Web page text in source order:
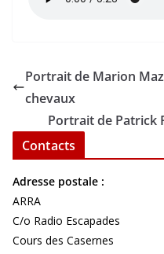
Portrait de Marion
chevaux
Portrait de Patrick
Contacts
Adresse postale :
ARRA
C/o Radio Escapades
Cours des Casernes